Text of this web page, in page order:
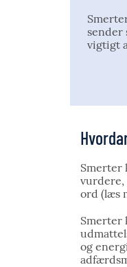
sender
vigtigt
Smerter
vurdere,
ord (læs
Smerter
og